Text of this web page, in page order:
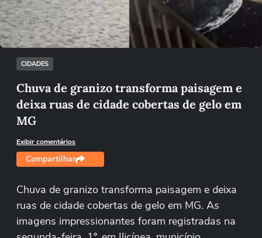
Tentar novamente
CIDADES
Chuva de granizo transforma paisagem e
deixa ruas de cidade cobertas de gelo em
MG
Exibir comentários
Compartilhar
Chuva de granizo transforma paisagem e deixa
ruas de cidade cobertas de gelo em MG. As
imagens impressionantes foram registradas na